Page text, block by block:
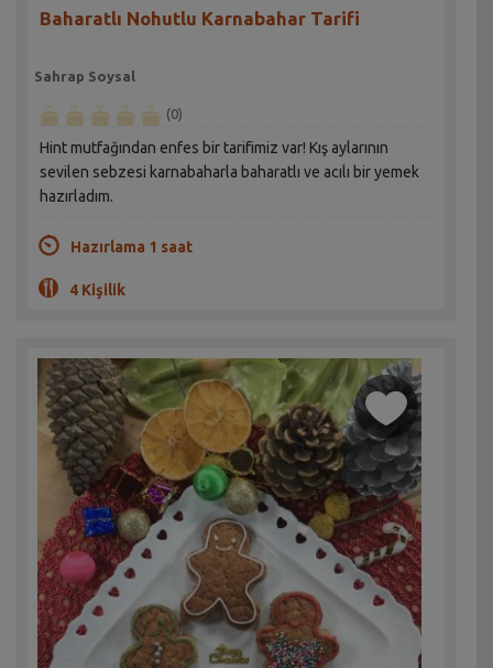
Baharatlı Nohutlu Karnabahar Tarifi
Sahrap Soysal
(0)
Hint mutfağından enfes bir tarifimiz var! Kış aylarının
sevilen sebzesi karnabaharla baharatlı ve acılı bir yemek
hazırladım.
Hazırlama 1 saat
4 Kişilik